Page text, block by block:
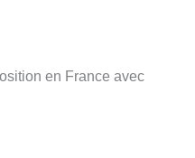
en France avec